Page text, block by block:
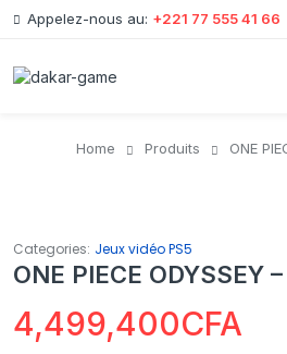
Appelez-nous au: +221 77 555 41 66
Home Produits ONE
Categories: Jeux vidéo PS5
ONE PIECE ODYSSEY
4,499,400CFA